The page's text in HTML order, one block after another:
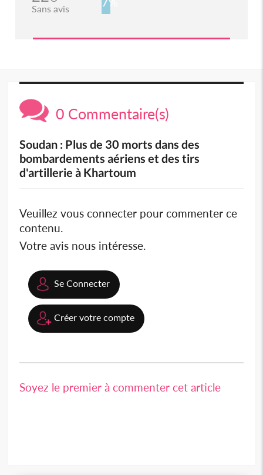
Sans avis
0 Commentaire(s)
Soudan : Plus de 30 morts dans des
bombardements aériens et des tirs
d'artillerie à Khartoum
Veuillez vous connecter pour commenter ce
contenu.
Votre avis nous intéresse.
Se Connecter
Créer votre compte
Soyez le premier à commenter cet article